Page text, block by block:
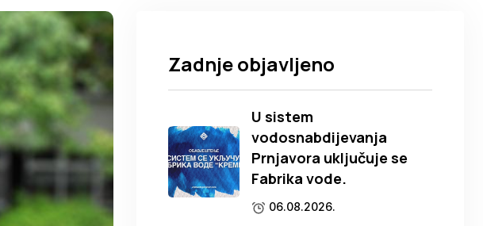
Zadnje objavljeno
U sistem
vodosnabdijevanja
Prnjavora uključuje se
Fabrika vode.
06.08.2026.